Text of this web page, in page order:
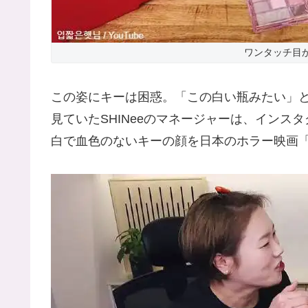
ワンタッチ目
この姿にキーは困惑。「この白い瓶みたい」
見ていたSHINeeのマネージャーは、インス
白で血色のないキーの顔を日本のホラー映画